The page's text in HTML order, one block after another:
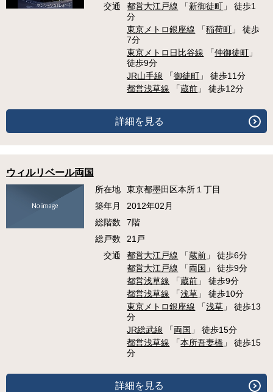
交通
都営大江戸線 「新御徒町 」 徒歩1
分
東京メトロ銀座線 「稲荷町 」 徒歩
7分
東京メトロ日比谷線 「仲御徒町 」
徒歩9分
JR山手線 「御徒町 」 徒歩11分
都営浅草線 「蔵前 」 徒歩12分
詳細を見る
ウィルリベール両国
所在地
東京都墨田区本所１丁目
築年月
2012年02月
総階数
7階
総戸数
21戸
交通
都営大江戸線 「蔵前 」 徒歩6分
都営大江戸線 「両国 」 徒歩9分
都営浅草線 「蔵前 」 徒歩9分
都営浅草線 「浅草 」 徒歩10分
東京メトロ銀座線 「浅草 」 徒歩13
分
JR総武線 「両国 」 徒歩15分
都営浅草線 「本所吾妻橋 」 徒歩15
分
詳細を見る